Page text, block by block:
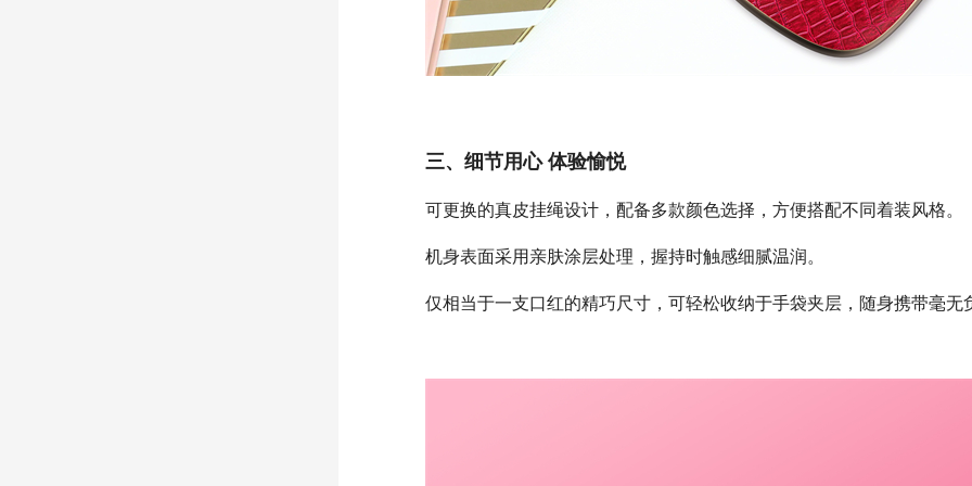
三、细节用心 体验愉悦
可更换的真皮挂绳设计，配备多款颜色选择，方便搭配不同着装风格。
机身表面采用亲肤涂层处理，握持时触感细腻温润。
仅相当于一支口红的精巧尺寸，可轻松收纳于手袋夹层，随身携带毫无